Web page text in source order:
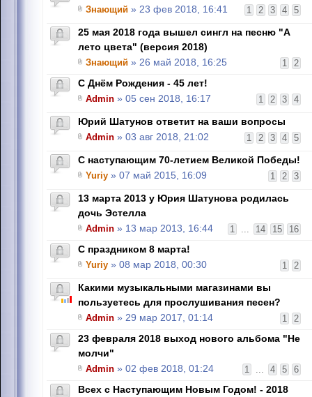
1 2 3 4 5
Знающий » 23 фев 2018, 16:41
25 мая 2018 года вышел сингл на песню "А
лето цвета" (версия 2018)
1 2
Знающий » 26 май 2018, 16:25
С Днём Рождения - 45 лет!
1 2 3 4
Admin » 05 сен 2018, 16:17
Юрий Шатунов ответит на ваши вопросы
1 2 3 4 5
Admin » 03 авг 2018, 21:02
С наступающим 70-летием Великой Победы!
1 2 3
Yuriy » 07 май 2015, 16:09
13 марта 2013 у Юрия Шатунова родилась
дочь Эстелла
1 ... 14 15 16
Admin » 13 мар 2013, 16:44
С праздником 8 марта!
1 2
Yuriy » 08 мар 2018, 00:30
Какими музыкальными магазинами вы
пользуетесь для прослушивания песен?
1 2
Admin » 29 мар 2017, 01:14
23 февраля 2018 выход нового альбома "Не
молчи"
1 ... 4 5 6
Admin » 02 фев 2018, 01:24
Всех с Наступающим Новым Годом! - 2018